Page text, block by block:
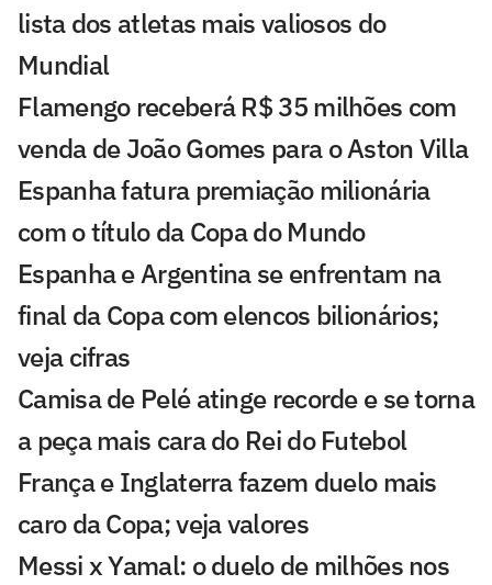
lista dos atletas mais valiosos do
Mundial
Flamengo receberá R$ 35 milhões com
venda de João Gomes para o Aston Villa
Espanha fatura premiação milionária
com o título da Copa do Mundo
Espanha e Argentina se enfrentam na
final da Copa com elencos bilionários;
veja cifras
Camisa de Pelé atinge recorde e se torna
a peça mais cara do Rei do Futebol
França e Inglaterra fazem duelo mais
caro da Copa; veja valores
Messi x Yamal: o duelo de milhões nos